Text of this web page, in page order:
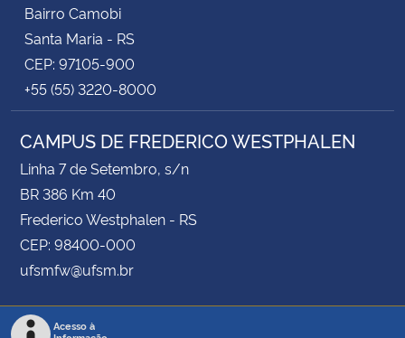
Bairro Camobi
Santa Maria - RS
CEP: 97105-900
+55 (55) 3220-8000
CAMPUS DE FREDERICO WESTPHALEN
Linha 7 de Setembro, s/n
BR 386 Km 40
Frederico Westphalen - RS
CEP: 98400-000
ufsmfw@ufsm.br
Acesso à